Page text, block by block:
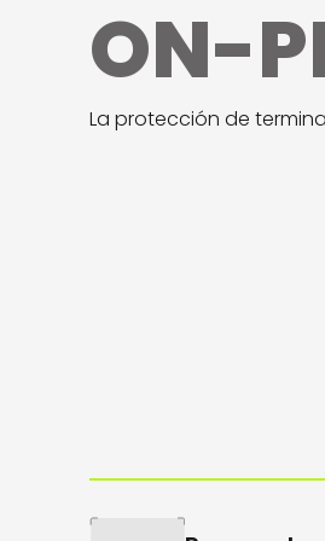
ON-
La protección de